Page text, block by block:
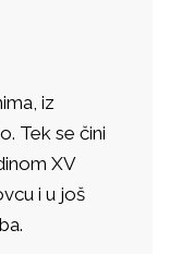
iz
Tek se čini
XV
i u još